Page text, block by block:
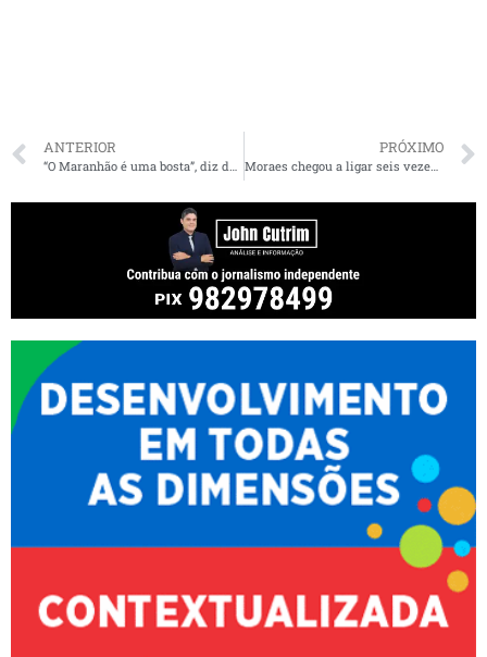
ANTERIOR PRÓXIMO
Moraes chegou a ligar seis vezes para Galípolo num dia para tratar da venda do Banco Master ao BRB